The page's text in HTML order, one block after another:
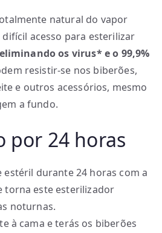
natural do vapor
acesso para esterilizar
eliminando os virus* e o 99,9%
resistir-se nos biberões,
e outros acessórios, mesmo
a fundo.
por 24 horas
durante 24 horas com a
torna este esterilizador
noturnas.
à cama e terás os biberões